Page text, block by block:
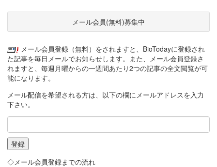
メール会員(無料)募集中
メール会員登録（無料）をされますと、BioTodayに登録され
た記事を毎日メールでお知らせします。また、メール会員登録さ
れますと、毎週月曜からの一週間あたり2つの記事の全文閲覧が可
能になります。
メール配信を希望される方は、以下の欄にメールアドレスを入力
下さい。
◇メール会員登録までの流れ